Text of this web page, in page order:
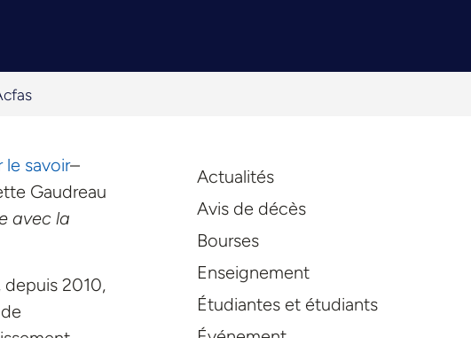
savoir–
Gaudreau
avec la
depuis 2010,
Actualités
Avis de décès
Bourses
Enseignement
Étudiantes et étudiants